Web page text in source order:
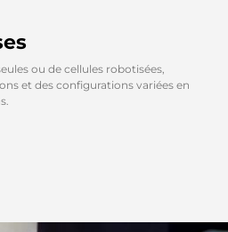
ou de cellules robotisées,
et des configurations variées en